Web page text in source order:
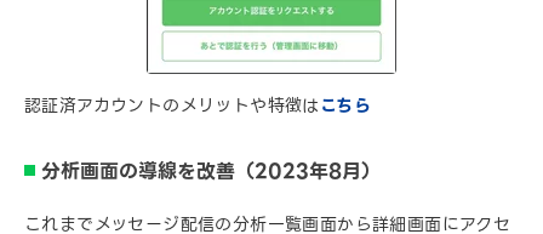
認証済アカウントのメリットや特徴はこちら
分析画面の導線を改善（2023年8月）
これまでメッセージ配信の分析一覧画面から詳細画面にアクセ